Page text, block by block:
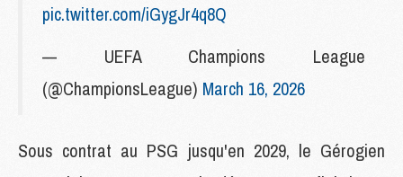
pic.twitter.com/iGygJr4q8Q
— UEFA Champions League
(@ChampionsLeague) March 16, 2026
Sous contrat au PSG jusqu'en 2029, le Gérogien